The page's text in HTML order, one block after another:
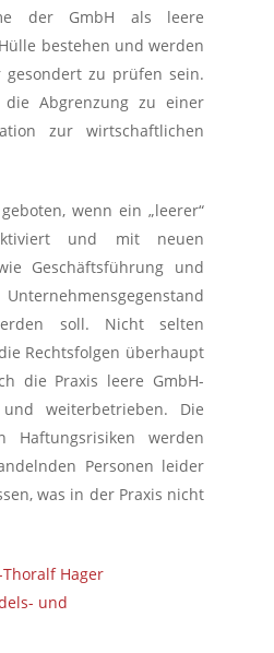
der GmbH als leere
bestehen und werden
zu prüfen sein.
Abgrenzung zu einer
zur wirtschaftlichen
wenn ein „leerer“
und mit neuen
Geschäftsführung und
soll. Nicht selten
Rechtsfolgen überhaupt
die Praxis leere GmbH-
weiterbetrieben. Die
Haftungsrisiken werden
Personen leider
was in der Praxis nicht
Hager
und